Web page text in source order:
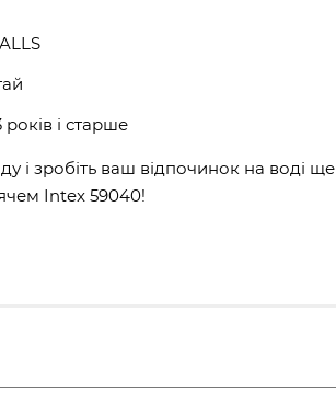
років і старше
і зробіть ваш відпочинок на воді ще
Intex 59040!